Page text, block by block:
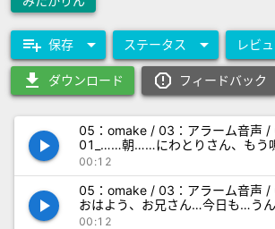
playlist_add 保存 arrow_drop_down ステータス arrow_drop_down レビ
download ダウンロード report_gmailerrorred フィードバック
play_arrow
05：omake / 03：アラーム音声
01_……朝……にわとりさん、もう
ろそろ、起きる……？.mp3
00:12
play_arrow
05：omake / 03：アラーム音声
おはよう、お兄さん…今日も…う
00:12